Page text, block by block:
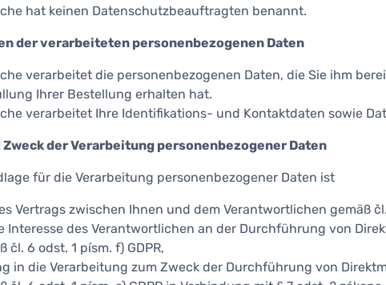
hat keinen Datenschutzbeauftragten benannt.
der verarbeiteten personenbezogenen Daten
verarbeitet die personenbezogenen Daten, die Sie ihm
Ihrer Bestellung erhalten hat.
verarbeitet Ihre Identifikations- und Kontaktdaten sowie
der Verarbeitung personenbezogener Daten
für die Verarbeitung personenbezogener Daten ist
zwischen Ihnen und dem Verantwortlichen gemäß čl.
des Verantwortlichen an der Durchführung von
čl. 6 odst. 1 písm. f) GDPR,
die Verarbeitung zum Zweck der Durchführung von